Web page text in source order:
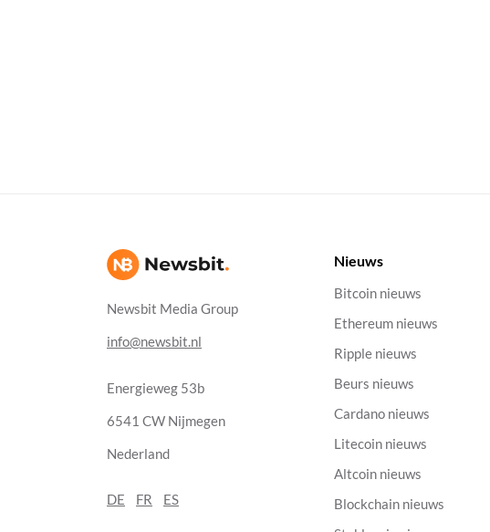
Newsbit Media Group
info@newsbit.nl
Energieweg 53b
6541 CW Nijmegen
Nederland
DE FR ES
Nieuws
Bitcoin nieuws
Ethereum nieuws
Ripple nieuws
Beurs nieuws
Cardano nieuws
Litecoin nieuws
Altcoin nieuws
Blockchain nieuws